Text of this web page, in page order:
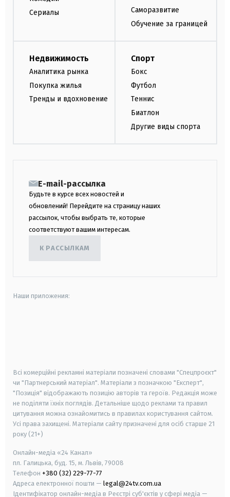
Сериалы
Саморазвитие
Обучение за границей
Недвижимость
Аналитика рынка
Покупка жилья
Тренды и вдохновение
Спорт
Бокс
Футбол
Теннис
Биатлон
Другие виды спорта
E-mail-рассылка
Будьте в курсе всех новостей и
обновлений! Перейдите на страницу наших
рассылок, чтобы выбрать те, которые
соответствуют вашим интересам.
К РАССЫЛКАМ
Наши приложения:
Всі комерційні рекламні матеріали позначені словами "Спецпроєкт"
чи "Партнерський матеріал". Матеріали з позначкою "Експерт",
"Позиція" відображають позицію авторів та героїв. Редакція може
не поділяти їхніх поглядів. Детальніше щодо реклами та правил
цитування можна ознайомитись в правилах користування сайтом.
Усі права захищені. Матеріали сайту призначені для осіб старше 21
року (21+)
Онлайн-медіа «24 Канал»
пл. Галицька, буд. 15, м. Львів, 79008
Телефон +380 (32) 229-77-77
Адреса електронної пошти — legal@24tv.com.ua
Ідентифікатор онлайн-медіа в Реєстрі суб'єктів у сфері медіа —